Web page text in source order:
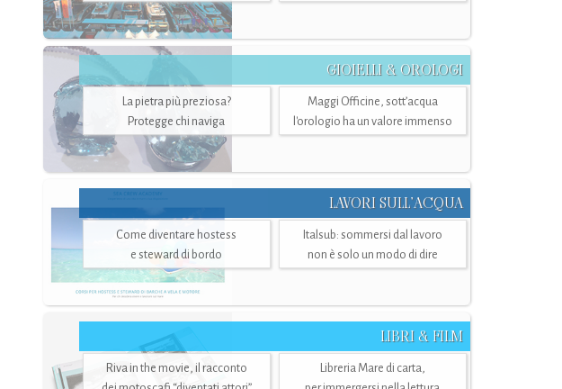
GIOIELLI & OROLOGI
La pietra più preziosa?
Protegge chi naviga
Maggi Officine, sott’acqua
l'orologio ha un valore immenso
LAVORI SULL’ACQUA
Come diventare hostess
e steward di bordo
Italsub: sommersi dal lavoro
non è solo un modo di dire
LIBRI & FILM
Riva in the movie, il racconto
Libreria Mare di carta,